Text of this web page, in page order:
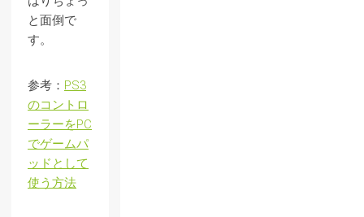
と面倒で
す。
参考： PS3
のコントロ
ーラーをPC
でゲームパ
ッドとして
使う方法